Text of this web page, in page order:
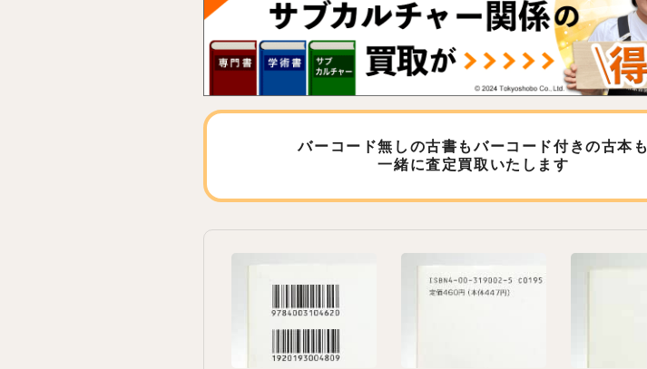
バーコード無しの古書もバーコード付きの古本も
一緒に査定買取いたします